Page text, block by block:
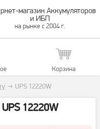
магазин Аккумуляторов
и ИБП
на рынке с 2004 г.
Корзина
→ UPS 12220W
12220W